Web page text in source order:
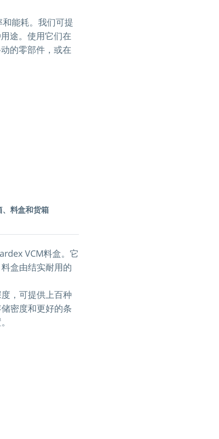
能耗。我们可提
途。使用它们在
的零部件，或在
、料盒和货箱
VCM料盒。它
盒由结实耐用的
，可提供上百种
密度和更好的条